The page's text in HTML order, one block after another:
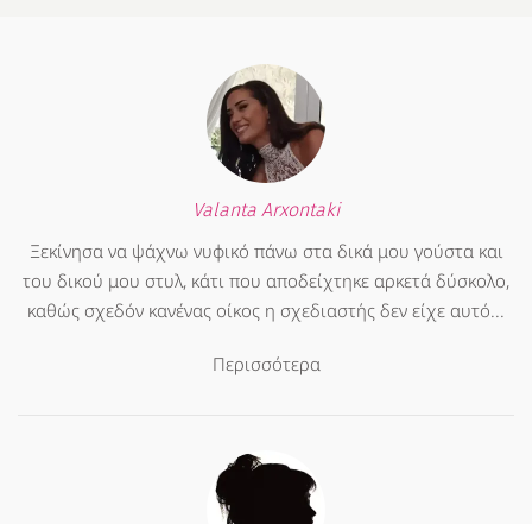
Valanta Arxontaki
Ξεκίνησα να ψάχνω νυφικό πάνω στα δικά μου γούστα και
του δικού μου στυλ, κάτι που αποδείχτηκε αρκετά δύσκολο,
καθώς σχεδόν κανένας οίκος η σχεδιαστής δεν είχε αυτό...
Περισσότερα